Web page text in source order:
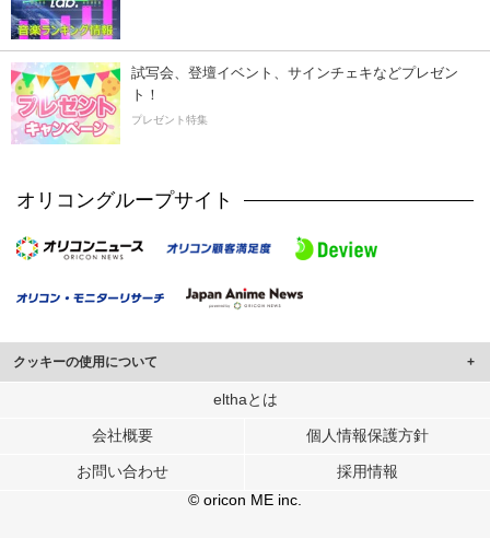
試写会、登壇イベント、サインチェキなどプレゼン
ト！
プレゼント特集
オリコングループサイト
クッキーの使用について
このサイトでは Cookie を使用して、ユーザーに合わせたコンテンツや広告の
行っています。
メディアや広告配信、データ解析の各パートナーに提供しています。
各パートナーは、この情報とユーザーが各パートナーに提供した他の情報や、
ユーザーが各パートナーのサービスを使用したときに収集した他の情報を組み
elthaとは
会社概要 個人情報保護方針
お問い合わせ
採用情報
© oricon ME inc.